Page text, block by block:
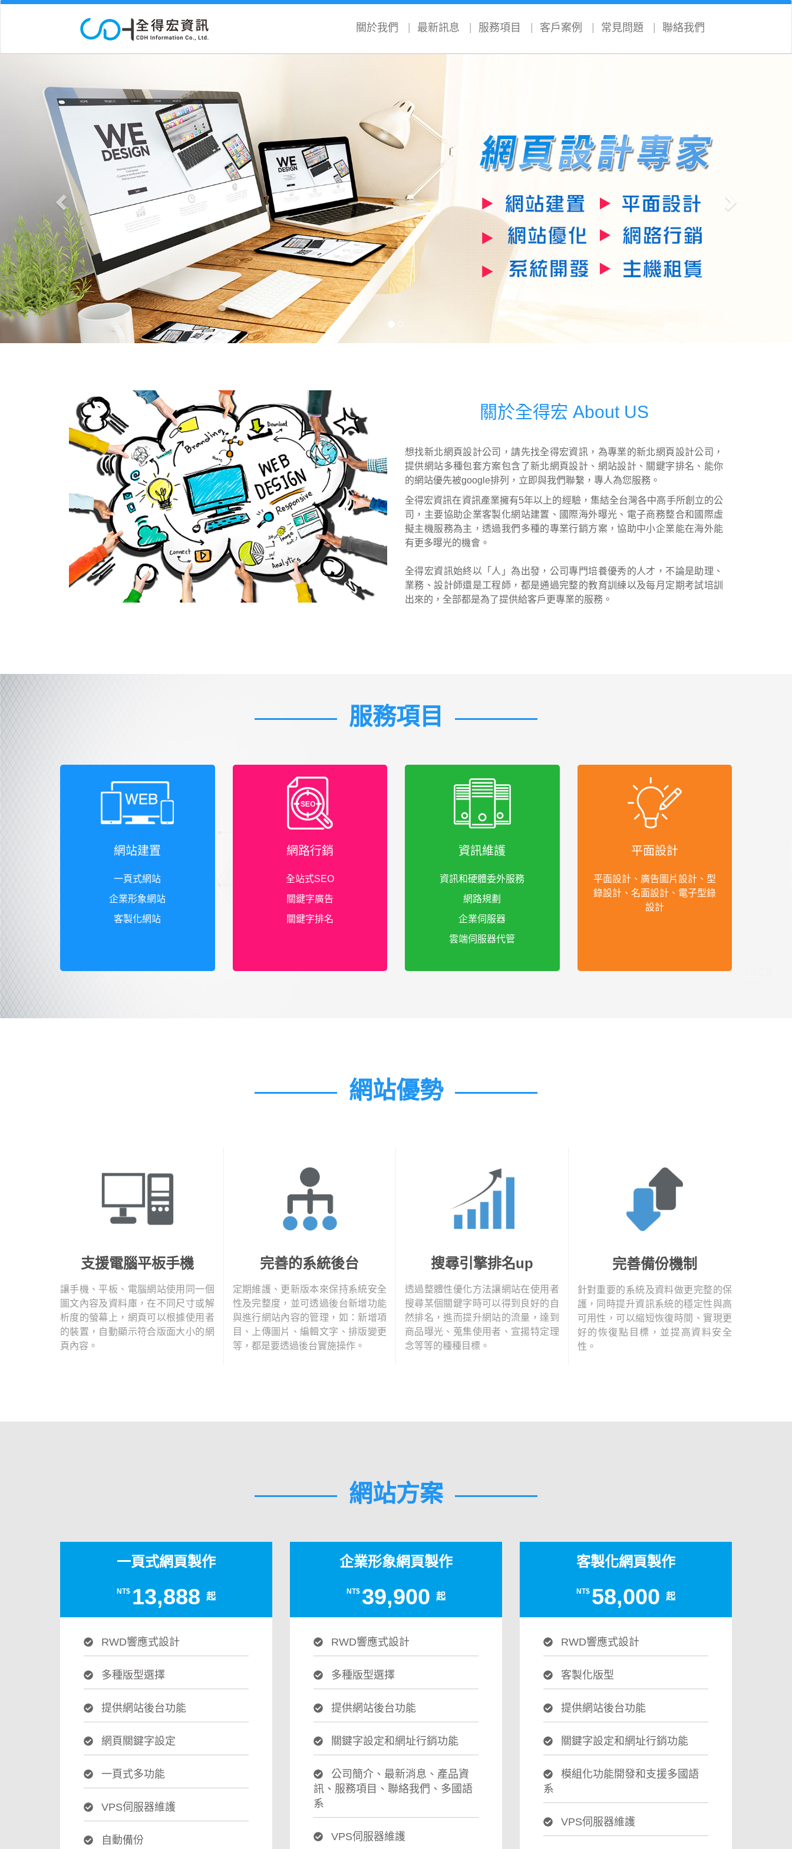
關於我們 最新訊息 服務項目 客戶案例 常見問題 聯絡我們
關於全得宏 About US
想找新北網頁設計公司，請先找全得宏資訊，為專業的新北網頁設計公司，
提供網站多種包套方案包含了新北網頁設計、網站設計、關鍵字排名、能你
的網站優先被google排列，立即與我們聯繫，專人為您服務。
全得宏資訊在資訊產業擁有5年以上的經驗，集結全台灣各中高手所創立的公
司，主要協助企業客製化網站建置、國際海外曝光、電子商務整合和國際虛
擬主機服務為主，透過我們多種的專業行銷方案，協助中小企業能在海外能
有更多曝光的機會。
全得宏資訊始終以「人」為出發，公司專門培養優秀的人才，不論是助理、
業務、設計師還是工程師，都是通過完整的教育訓練以及每月定期考試培訓
出來的，全部都是為了提供給客戶更專業的服務。
服務項目
網站建置
一頁式網站
企業形象網站
客製化網站
網路行銷
全站式SEO
關鍵字廣告
關鍵字排名
資訊維護
資訊和硬體委外服務
網路規劃
企業伺服器
雲端伺服器代管
平面設計
平面設計、廣告圖片設計、型
錄設計、名面設計、電子型錄
設計
網站優勢
支援電腦平板手機
讓手機、平板、電腦網站使用同一個
圖文內容及資料庫，在不同尺寸或解
析度的螢幕上，網頁可以根據使用者
的裝置，自動顯示符合版面大小的網
頁內容。
完善的系統後台
定期維護、更新版本來保持系統安全
性及完整度，並可透過後台新增功能
與進行網站內容的管理，如：新增項
目、上傳圖片、編輯文字、排版變更
等，都是要透過後台實施操作。
搜尋引擎排名up
透過整體性優化方法讓網站在使用者
搜尋某個關鍵字時可以得到良好的自
然排名，進而提升網站的流量，達到
商品曝光、蒐集使用者、宣揚特定理
念等等的種種目標。
完善備份機制
針對重要的系統及資料做更完整的保
護，同時提升資訊系統的穩定性與高
可用性，可以縮短恢復時間、實現更
好的恢復點目標，並提高資料安全
性。
網站方案
一頁式網頁製作
NT$ 13,888 起
RWD響應式設計
多種版型選擇
提供網站後台功能
網頁關鍵字設定
一頁式多功能
VPS伺服器維護
自動備份
企業形象網頁製作
NT$ 39,900 起
RWD響應式設計
多種版型選擇
提供網站後台功能
關鍵字設定和網址行銷功能
公司簡介、最新消息、產品資
訊、服務項目、聯絡我們、多國語
系
VPS伺服器維護
客製化網頁製作
NT$ 58,000 起
RWD響應式設計
客製化版型
提供網站後台功能
關鍵字設定和網址行銷功能
模組化功能開發和支援多國語
系
VPS伺服器維護